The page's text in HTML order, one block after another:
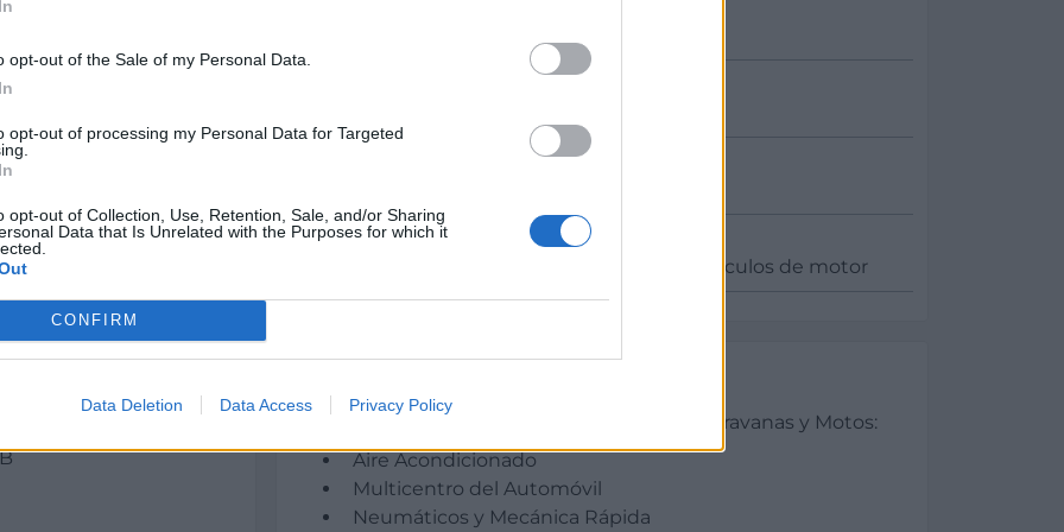
opt-out of the Sale of my Personal Data.
opt-out of processing my Personal Data for Targeted
opt-out of Collection, Use, Retention, Sale, and/or Sharing
Data that Is Unrelated with the Purposes for which it
CONFIRM
Data Deletion Data Access Privacy Policy
CNAE:
502 Mantenimiento y reparación de vehículos de motor
Automoción MOTOR - Automóviles - Autocaravanas y Motos:
Aire Acondicionado
Multicentro del Automóvil
Neumáticos y Mecánica Rápida